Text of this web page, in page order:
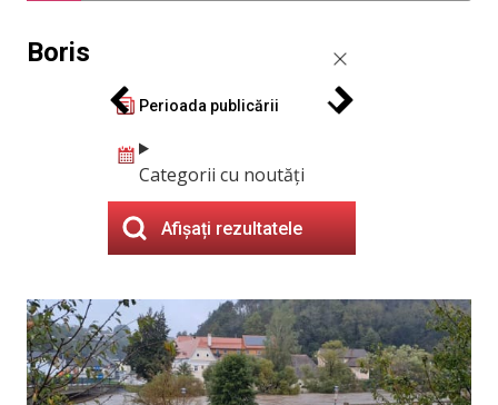
Boris
Perioada publicării
Categorii cu noutăți
Afișați rezultatele